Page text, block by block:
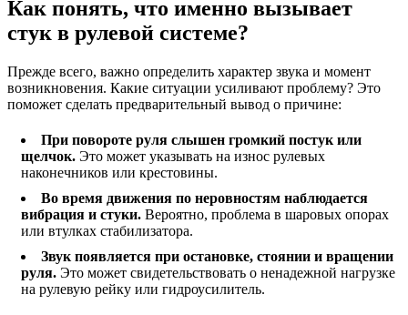
Как понять, что именно вызывает
стук в рулевой системе?
Прежде всего, важно определить характер звука и момент
возникновения. Какие ситуации усиливают проблему? Это
поможет сделать предварительный вывод о причине:
При повороте руля слышен громкий постук или
щелчок. Это может указывать на износ рулевых
наконечников или крестовины.
Во время движения по неровностям наблюдается
вибрация и стуки. Вероятно, проблема в шаровых опорах
или втулках стабилизатора.
Звук появляется при остановке, стоянии и вращении
руля. Это может свидетельствовать о ненадежной нагрузке
на рулевую рейку или гидроусилитель.